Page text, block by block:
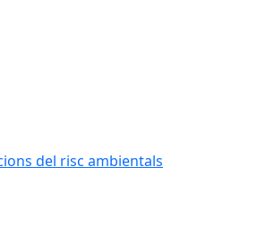
del risc ambientals